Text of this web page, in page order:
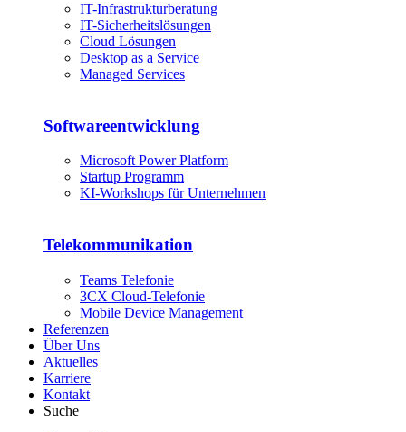
IT-Infrastrukturberatung
IT-Sicherheitslösungen
Cloud Lösungen
Desktop as a Service
Managed Services
Softwareentwicklung
Microsoft Power Platform
Startup Programm
KI-Workshops für Unternehmen
Telekommunikation
Teams Telefonie
3CX Cloud-Telefonie
Mobile Device Management
Referenzen
Über Uns
Aktuelles
Karriere
Kontakt
Suche